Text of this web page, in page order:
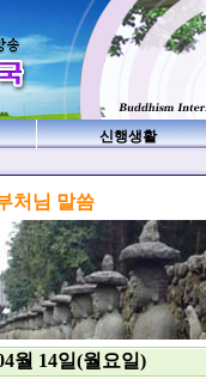
신행생활
처님 말씀
월 14일(월요일)